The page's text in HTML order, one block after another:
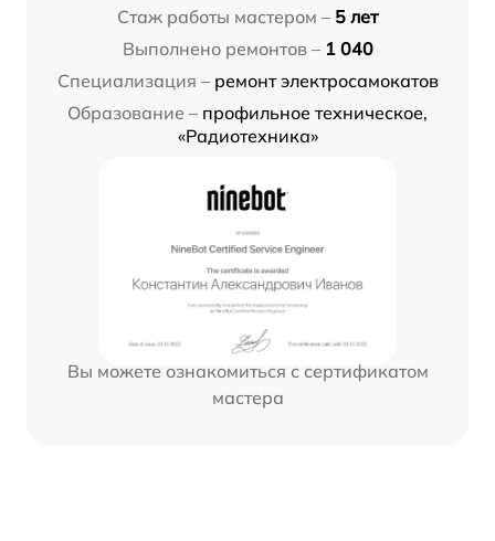
Стаж работы мастером – 5 лет
Выполнено ремонтов – 1 040
Специализация – ремонт электросамокатов
Образование – профильное техническое,
«Радиотехника»
Вы можете ознакомиться с сертификатом
мастера